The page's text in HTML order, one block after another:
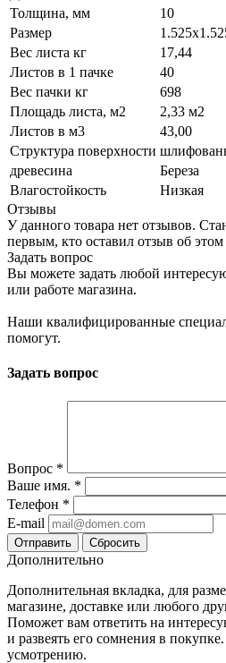
Толщина, мм
10
Размер
Вес листа кг
17,44
Листов в 1 пачке
40
Вес пачки кг
698
Площадь листа, м2
2,33 м2
Листов в м3
43,00
Структура поверхности
древесина
Береза
Влагостойкость
Низкая
Отзывы
У данного товара нет отзывов.
первым, кто оставил отзыв об этом
Задать вопрос
Вы можете задать любой
или работе магазина.
Наши квалифицированные
помогут.
Задать вопрос
Вопрос *
Ваше имя. *
Телефон *
E-mail
Сбросить
Дополнительно
Дополнительная вкладка, для
магазине, доставке или любого
Поможет вам ответить на
и развеять его сомнения в
усмотрению.